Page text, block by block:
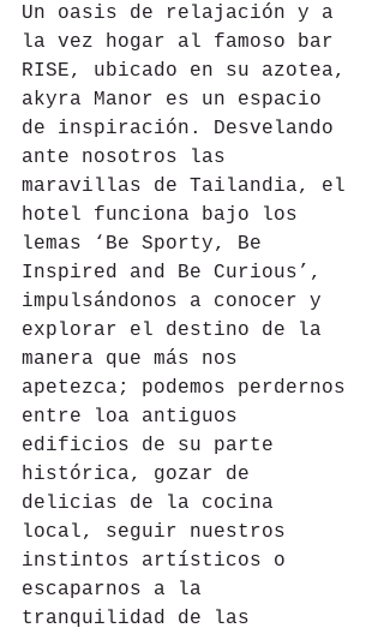
Un oasis de relajación y a
la vez hogar al famoso bar
RISE, ubicado en su azotea,
akyra Manor es un espacio
de inspiración. Desvelando
ante nosotros las
maravillas de Tailandia, el
hotel funciona bajo los
lemas ‘Be Sporty, Be
Inspired and Be Curious’,
impulsándonos a conocer y
explorar el destino de la
manera que más nos
apetezca; podemos perdernos
entre loa antiguos
edificios de su parte
histórica, gozar de
delicias de la cocina
local, seguir nuestros
instintos artísticos o
escaparnos a la
tranquilidad de las